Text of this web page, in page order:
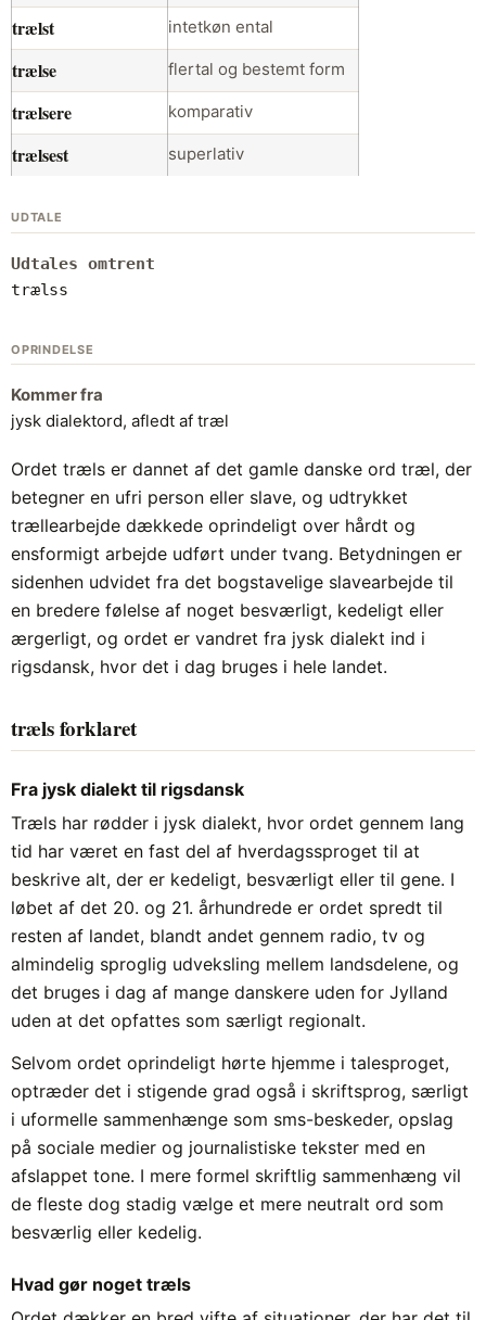
trælst intetkøn ental
trælse flertal og bestemt form
trælsere komparativ
trælsest superlativ
UDTALE
Udtales omtrent
trælss
OPRINDELSE
Kommer fra
jysk dialektord, afledt af træl
Ordet træls er dannet af det gamle danske ord træl, der
betegner en ufri person eller slave, og udtrykket
trællearbejde dækkede oprindeligt over hårdt og
ensformigt arbejde udført under tvang. Betydningen er
sidenhen udvidet fra det bogstavelige slavearbejde til
en bredere følelse af noget besværligt, kedeligt eller
ærgerligt, og ordet er vandret fra jysk dialekt ind i
rigsdansk, hvor det i dag bruges i hele landet.
træls forklaret
Fra jysk dialekt til rigsdansk
Træls har rødder i jysk dialekt, hvor ordet gennem lang
tid har været en fast del af hverdagssproget til at
beskrive alt, der er kedeligt, besværligt eller til gene. I
løbet af det 20. og 21. århundrede er ordet spredt til
resten af landet, blandt andet gennem radio, tv og
almindelig sproglig udveksling mellem landsdelene, og
det bruges i dag af mange danskere uden for Jylland
uden at det opfattes som særligt regionalt.
Selvom ordet oprindeligt hørte hjemme i talesproget,
optræder det i stigende grad også i skriftsprog, særligt
i uformelle sammenhænge som sms-beskeder, opslag
på sociale medier og journalistiske tekster med en
afslappet tone. I mere formel skriftlig sammenhæng vil
de fleste dog stadig vælge et mere neutralt ord som
besværlig eller kedelig.
Hvad gør noget træls